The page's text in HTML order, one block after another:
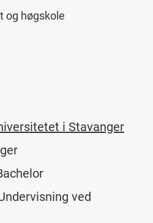
og høgskole
i Stavanger
ved